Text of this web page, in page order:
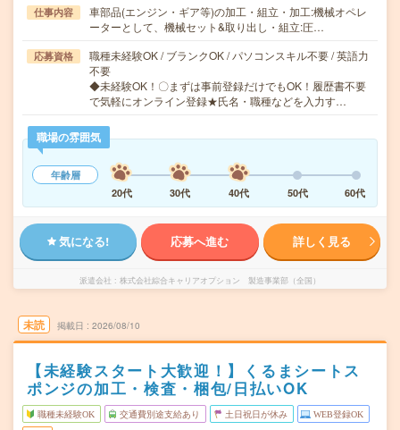
仕事内容
車部品(エンジン・ギア等)の加工・組立・加工:機械オペレ
ーターとして、機械セット&取り出し・組立:圧…
応募資格
職種未経験OK / ブランクOK / パソコンスキル不要 / 英語力
不要
◆未経験OK！〇まずは事前登録だけでもOK！履歴書不要
で気軽にオンライン登録★氏名・職種などを入力す…
職場の雰囲気
年齢層
20代
30代 40代 50代 60代
気になる! 応募へ進む 詳しく見る
派遣会社 株式会社綜合キャリアオプション 製造事業部（全国）
未読 掲載日 2026/08/10
【未経験スタート大歓迎！】くるまシートス
ポンジの加工・検査・梱包/日払いOK
職種未経験OK 交通費別途支給あり 土日祝日が休み WEB登録OK